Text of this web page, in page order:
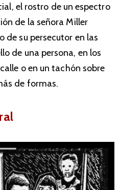
el rostro de un espectro
de la señora Miller
de su persecutor en las
de una persona, en los
o en un tachón sobre
de formas.